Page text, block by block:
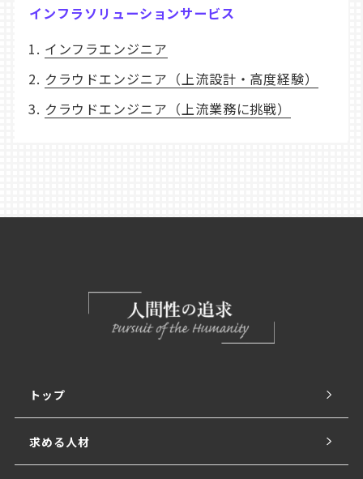
インフラソリューションサービス
インフラエンジニア
クラウドエンジニア（上流設計・高度経験）
クラウドエンジニア（上流業務に挑戦）
トップ
求める人材